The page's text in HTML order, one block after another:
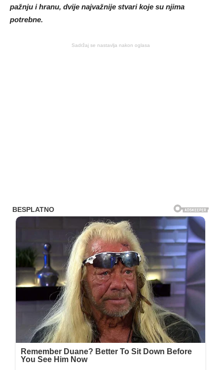
pažnju i hranu, dvije najvažnije stvari koje su njima
potrebne.
Sadržaj se nastavlja nakon oglasa